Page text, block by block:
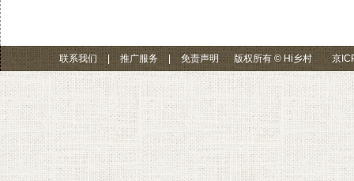
联系我们 | 推广服务 | 免责声明 版权所有 © Hi乡村 京